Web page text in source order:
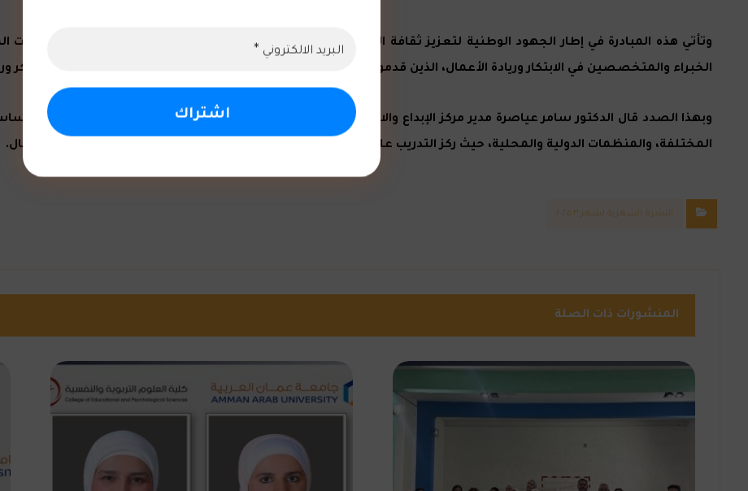
وتأتي هذه المبادرة في إطار الجهود الوطنية لتعزيز ثقافة الابتكار وريادة الأعمال بين الشباب الأردني، انسجامًا مع
الخبراء والمتخصصين في الابتكار وريادة الأعمال، الذين قدموا رؤى متميزة حول بناء بيئة داعمة للإبداع والتطوير نحو جيل مبتكر
وبهذا الصدد قال الدكتور سامر عياصرة مدير مركز الإبداع والابتكار وريادة الأعمال في جامعة عمان العربية بأنه من الأهداف
المختلفة، والمنظمات الدولية والمحلية، حيث ركز التدريب على تطوير مهارات الشباب ليصبحوا مدربين معتمدين في هذا المجال.
النشرة الشهرية لشهر ٣ ٢٠٢٥
المنشورات ذات الصلة